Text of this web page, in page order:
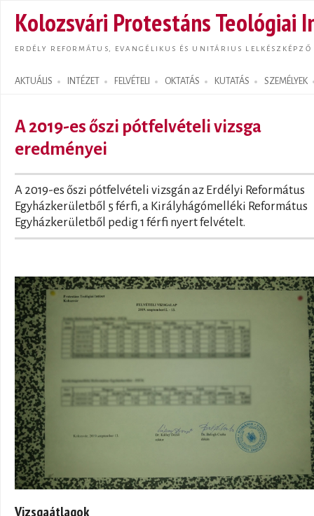
Kolozsvári Protestáns Teológiai
ERDÉLY REFORMÁTUS, EVANGÉLIKUS ÉS UNITÁRIUS LELKÉSZKÉPZŐ
AKTUÁLIS INTÉZET FELVÉTELI OKTATÁS KUTATÁS SZEMÉLYEK
Search form
A 2019-es őszi pótfelvételi vizsga
eredményei
A 2019-es őszi pótfelvételi vizsgán az Erdélyi Református
Egyházkerületből 5 férfi, a Királyhágómelléki Református
Egyházkerületből pedig 1 férfi nyert felvételt.
Vizsgaátlagok